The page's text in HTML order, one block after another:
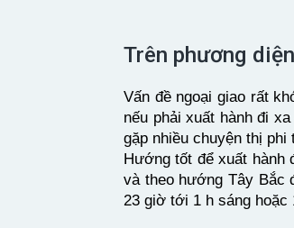
Trên phương
Vấn đề ngoại giao rất
nếu phải xuất hành đi
gặp nhiều chuyện thị
Hướng tốt để xuất hành
và theo hướng Tây Bắc
23 giờ tới 1 h sáng hoặc